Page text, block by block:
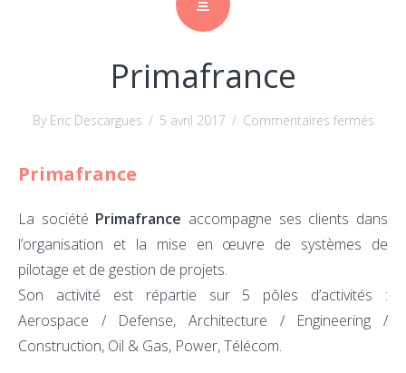
Primafrance
By Eric Descargues / 5 avril 2017 / Commentaires ferméssur
Primafrance
La société Primafrance accompagne ses clients dans
l’organisation et la mise en œuvre de systèmes de
pilotage et de gestion de projets.
Son activité est répartie sur 5 pôles d’activités :
Aerospace / Defense, Architecture / Engineering /
Construction, Oil & Gas, Power, Télécom.